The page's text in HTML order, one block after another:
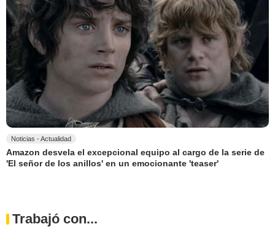
Noticias - Actualidad
Amazon desvela el excepcional equipo al cargo de la serie de
'El señor de los anillos' en un emocionante 'teaser'
Trabajó con...